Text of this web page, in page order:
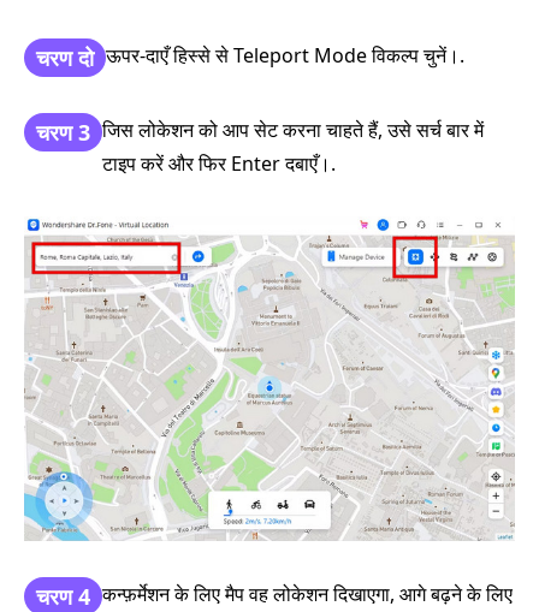
चरण दो ऊपर‑दाएँ हिस्से से Teleport Mode विकल्प चुनें।.
चरण 3 जिस लोकेशन को आप सेट करना चाहते हैं, उसे सर्च बार में
टाइप करें और फिर Enter दबाएँ।.
चरण 4 कन्फ़र्मेशन के लिए मैप वह लोकेशन दिखाएगा, आगे बढ़ने के लिए